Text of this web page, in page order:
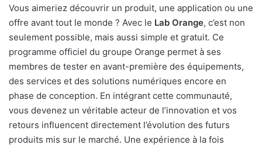
Vous aimeriez découvrir un produit, une application ou une
offre avant tout le monde ? Avec le Lab Orange, c’est non
seulement possible, mais aussi simple et gratuit. Ce
programme officiel du groupe Orange permet à ses
membres de tester en avant-première des équipements,
des services et des solutions numériques encore en
phase de conception. En intégrant cette communauté,
vous devenez un véritable acteur de l’innovation et vos
retours influencent directement l’évolution des futurs
produits mis sur le marché. Une expérience à la fois